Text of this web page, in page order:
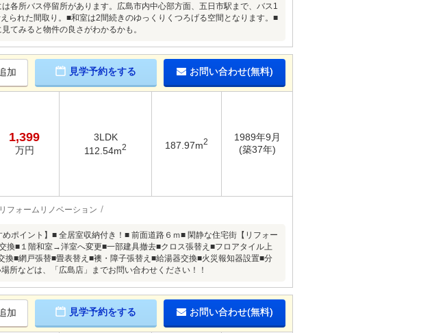
各所バス停留所があります。広島市内中心部方面、五日市駅まで、バス1
られた間取り。■和室は2間続きのゆっくりくつろげる空間となります。■
てみると物件の良さがわかるかも。
加 見学予約をする お問い合わせ(無料)
1,399
万円
3LDK
112.54m2 187.97m2
1989年9月
(築37年)
リフォームリノベーション
ポイント】■ 全居室収納付き！■ 前面道路６ｍ■ 閑静な住宅街【リフォー
換■１階和室→洋室へ変更■一部建具撤去■クロス張替え■フロアタイル上
■網戸張替■畳表替え■襖・障子張替え■給湯器交換■火災報知器設置■分
などは、「広島店」までお問い合わせください！！
加 見学予約をする お問い合わせ(無料)